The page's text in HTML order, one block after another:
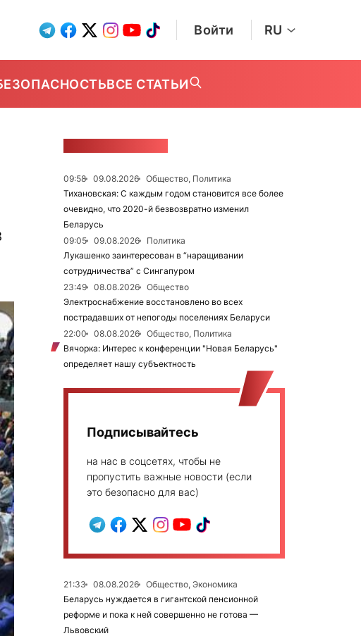
Войти RU
ВСЕ СТАТЬИ
09:58 09.08.2026
Общество, Политика
Тихановская: С каждым годом становится все более
очевидно, что 2020-й безвозвратно изменил
Беларусь
09:05
09.08.2026
Политика
Лукашенко заинтересован в “наращивании
сотрудничества” с Сингапуром
23:49
08.08.2026
Общество
Электроснабжение восстановлено во всех
пострадавших от непогоды поселениях Беларуси
22:00
08.08.2026
Общество, Политика
Вячорка: Интерес к конференции "Новая Беларусь"
определяет нашу субъектность
Подписывайтесь
на нас в соцсетях, чтобы не
пропустить важные новости (если
это безопасно для вас)
21:33 08.08.2026
Общество, Экономика
Беларусь нуждается в гигантской пенсионной
реформе и пока к ней совершенно не готова —
Львовский